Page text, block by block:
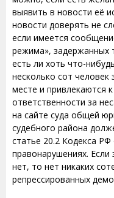
выявить в новости её
новости доверять не
если имеется
режима», задержанных
есть ли хоть что-
несколько сот
месте и привлекаются
ответственности за
на сайте суда общей
судебного района
статье 20.2 Кодекса
правонарушениях. Если
нет, то нет никаких
репрессированных